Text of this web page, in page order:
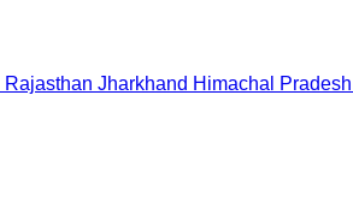
Rajasthan Jharkhand Himachal Pradesh